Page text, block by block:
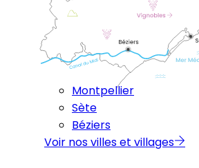
Montpellier
Sète
Béziers
Voir nos villes et villages